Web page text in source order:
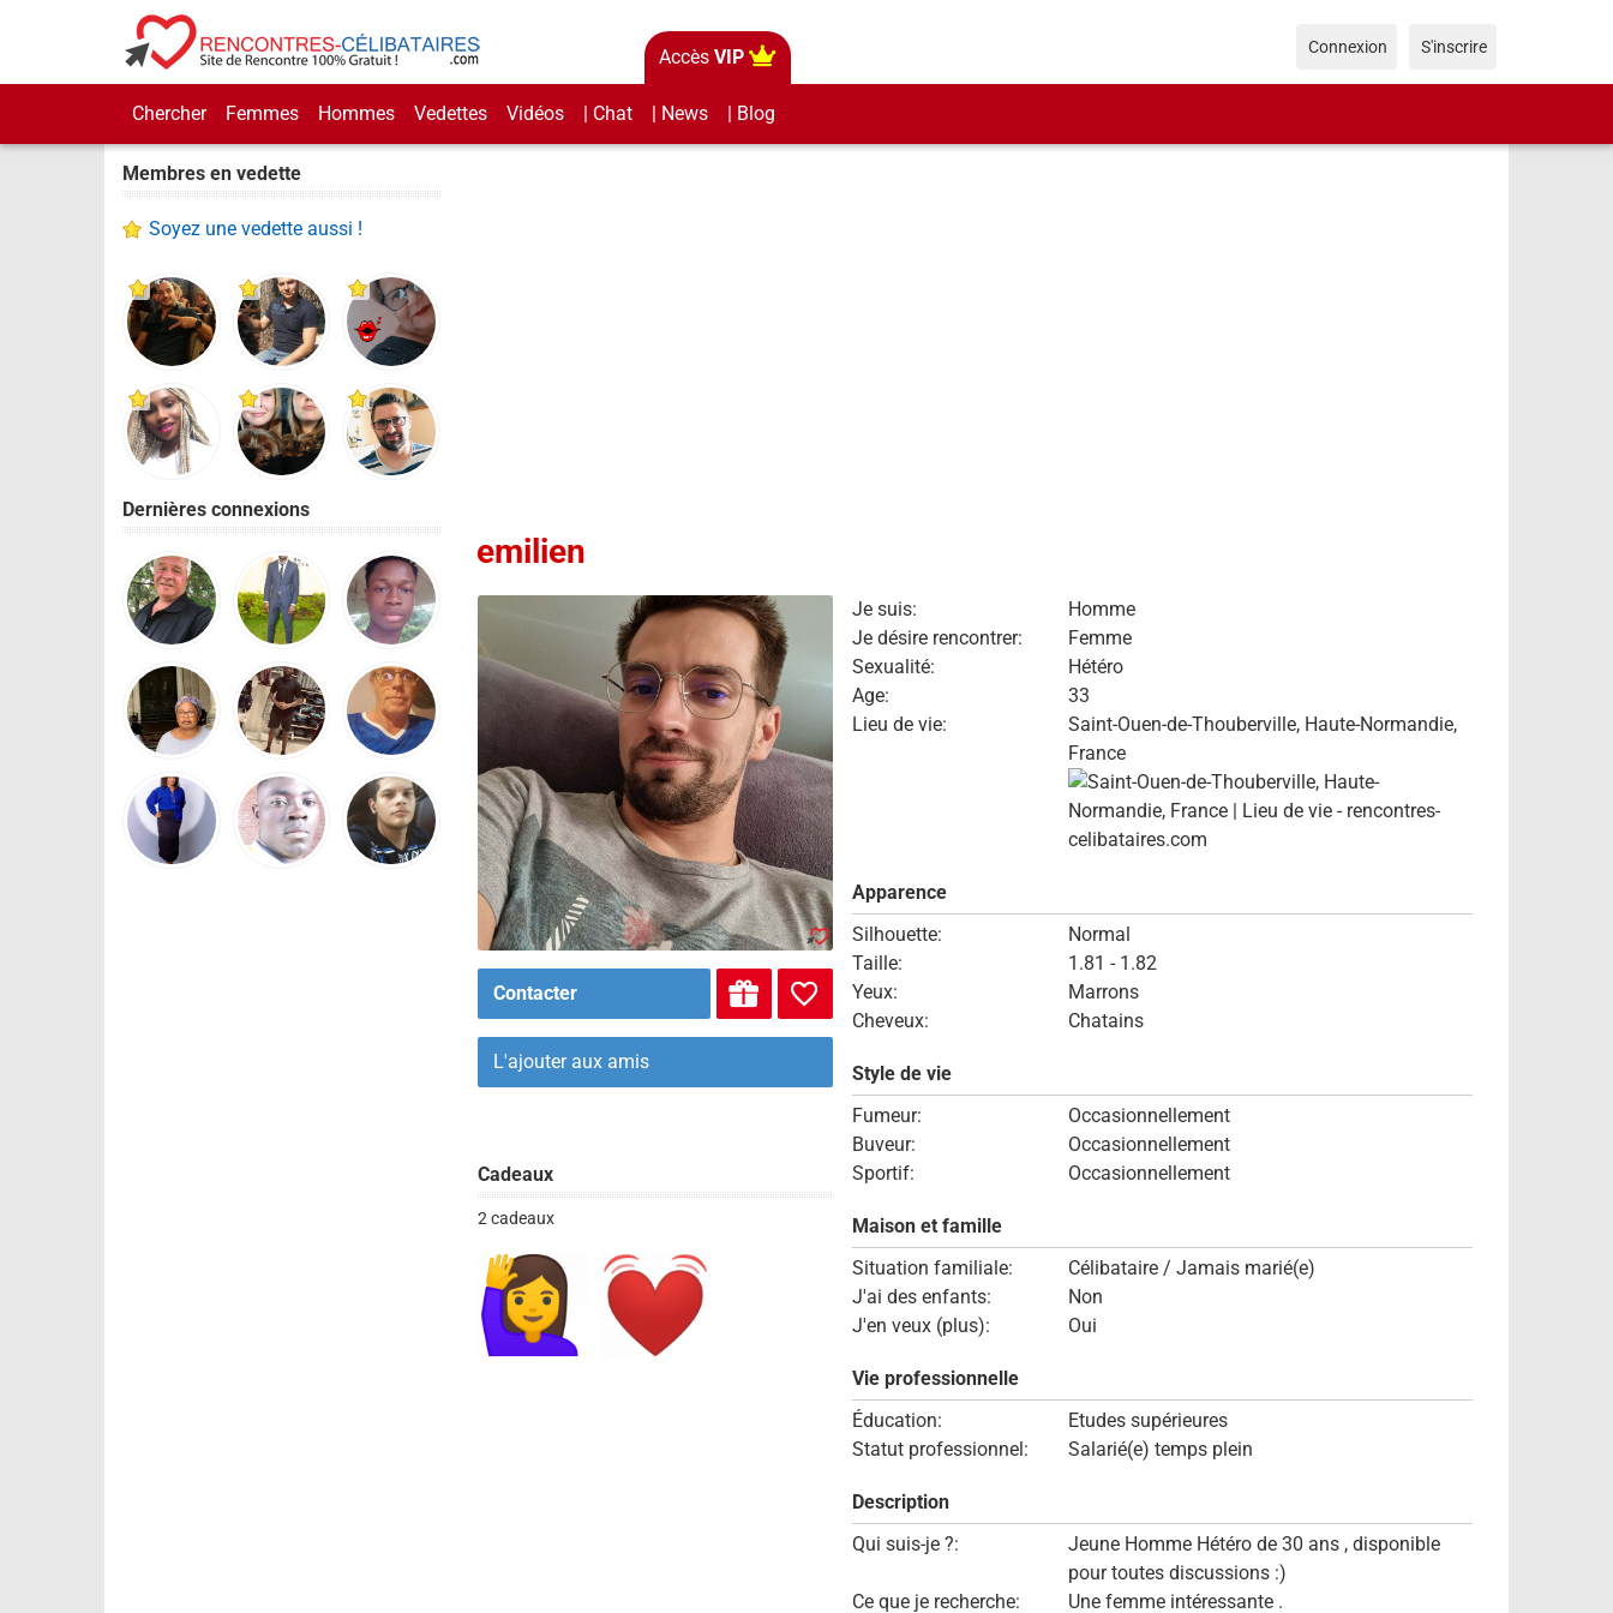
Accès VIP
Chercher Femmes Hommes Vedettes Vidéos | Chat | News | Blog
Connexion S'inscrire
Membres en vedette
Soyez une vedette aussi !
Dernières connexions
emilien
Contacter
L'ajouter aux amis
Cadeaux
2 cadeaux
Je suis:
Homme
Je désire rencontrer:
Femme
Sexualité:
Hétéro
Age:
33
Lieu de vie:
Saint-Ouen-de-Thouberville, Haute-Normandie,
France
Apparence
Silhouette:
Normal
Taille:
1.81 - 1.82
Yeux:
Marrons
Cheveux:
Chatains
Style de vie
Fumeur:
Occasionnellement
Buveur:
Occasionnellement
Sportif:
Occasionnellement
Maison et famille
Situation familiale:
Célibataire / Jamais marié(e)
J'ai des enfants:
Non
J'en veux (plus):
Oui
Vie professionnelle
Éducation:
Etudes supérieures
Statut professionnel:
Salarié(e) temps plein
Description
Qui suis-je ?:
Jeune Homme Hétéro de 30 ans , disponible
pour toutes discussions :)
Ce que je recherche:
Une femme intéressante .